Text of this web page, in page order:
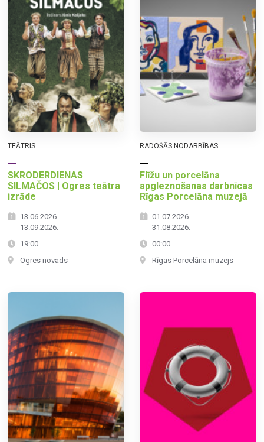
TEĀTRIS
SKRODERDIENAS
SILMAČOS | Ogres teātra
izrāde
13.06.2026. -
13.09.2026.
19:00
Ogres novads
RADOŠĀS NODARBĪBAS
Flīžu un porcelāna
apgleznošanas darbnīcas
Rīgas Porcelāna muzejā
01.07.2026. -
31.08.2026.
00:00
Rīgas Porcelāna muzejs